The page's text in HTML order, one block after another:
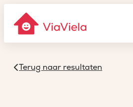
Terug naar resultaten